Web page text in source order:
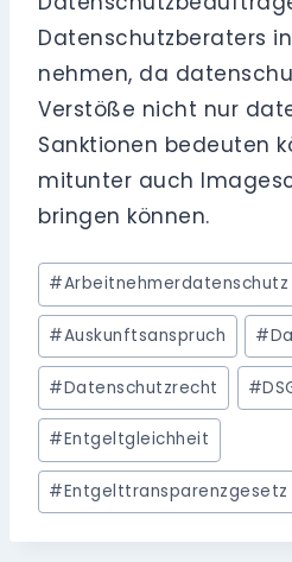
Datenschutzberaters
nehmen, da
Verstöße nicht nur
Sanktionen bedeuten
mitunter auch
bringen können.
Schlagworte:
#Arbeitnehmerdatenschutz
#Auskunftsanspruch #
#Datenschutzrecht #
#Entgeltgleichheit
#Entgelttransparenzgesetz